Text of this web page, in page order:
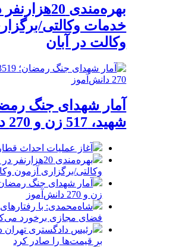
بهره‌مندی
خدمات وکالتی/
وکالت در آبان
شهید، 517 زن و 270 دانش‌آموز
آغاز عملیات احداث
بهره‌مندی
وکالتی/برگزاری آزمون
زن و 270 دانش‌آموز
شاه‌محمدی: با رفتارهای
فضای مجازی برخورد
رئیس دادگستری تهران
بر قیمت‌ها را صادر کرد